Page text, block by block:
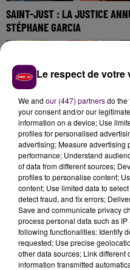
SAINT-JUST : LA JUSTICE
STÉPHANE GARCIA
NOGENT-LE-ROTROU : FEU
PERCHE
Le respect de votre
We and our (447) partnersdo the
your consent and/or our
information on a device; Use
profiles for personalised
advertising; Measure advertising
performance; Understand
of data from different sources;
profiles to personalise content;
content; Use limited data to
detect fraud, and fix errors;
Save and communicate privacy
process personal data such as
following functionalities: Identify
requested; Use precise
other data sources; Link different
information transmitted